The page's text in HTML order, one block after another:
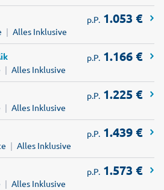
p.P. 1.053 €
| Alles Inklusive
p.P. 1.166 €
| Alles Inklusive
p.P. 1.225 €
| Alles Inklusive
p.P. 1.439 €
| Alles Inklusive
p.P. 1.573 €
| Alles Inklusive